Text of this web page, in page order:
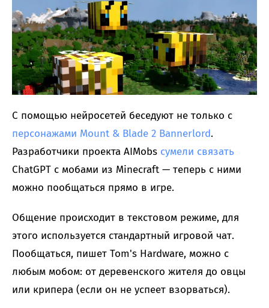
С помощью нейросетей беседуют не только с
персонажами Mount & Blade 2 Bannerlord.
Разработчики проекта AIMobs сумели связать
ChatGPT с мобами из Minecraft — теперь с ними
можно пообщаться прямо в игре.
Общение происходит в текстовом режиме, для
этого используется стандартный игровой чат.
Пообщаться, пишет Tom's Hardware, можно с
любым мобом: от деревенского жителя до овцы
или крипера (если он не успеет взорваться).